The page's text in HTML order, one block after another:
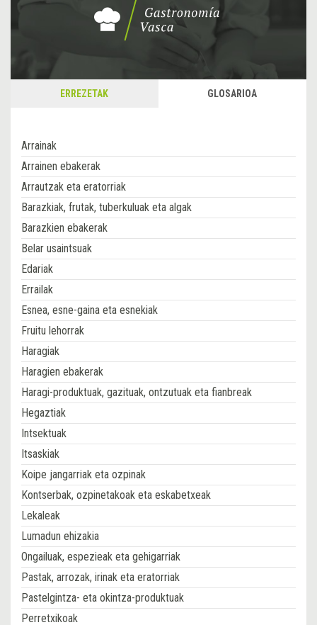
ERREZETAK GLOSARIOA
Arrainak
Arrainen ebakerak
Arrautzak eta eratorriak
Barazkiak, frutak, tuberkuluak eta algak
Barazkien ebakerak
Belar usaintsuak
Edariak
Errailak
Esnea, esne-gaina eta esnekiak
Fruitu lehorrak
Haragiak
Haragien ebakerak
Haragi-produktuak, gazituak, ontzutuak eta fianbreak
Hegaztiak
Intsektuak
Itsaskiak
Koipe jangarriak eta ozpinak
Kontserbak, ozpinetakoak eta eskabetxeak
Lekaleak
Lumadun ehizakia
Ongailuak, espezieak eta gehigarriak
Pastak, arrozak, irinak eta eratorriak
Pastelgintza- eta okintza-produktuak
Perretxikoak